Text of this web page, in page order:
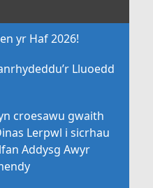
yr Haf 2026!
Lluoedd
croesawu gwaith
Lerpwl i sicrhau
Addysg Awyr